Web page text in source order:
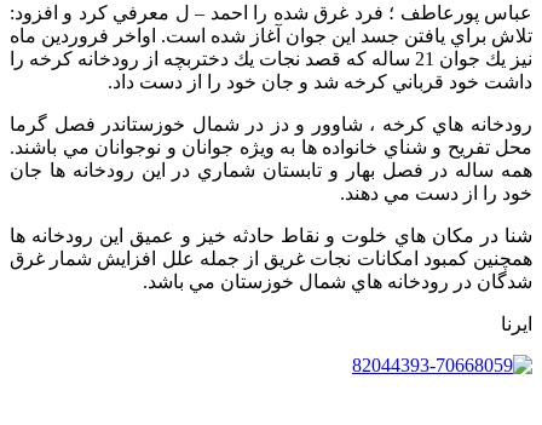
پورعاطف ؛ فرد غرق شده را احمد – ل معرفي كرد و افزود:
براي يافتن جسد اين جوان آغاز شده است. اواخر فروردين ماه
نيز يك جوان 21 ساله كه قصد نجات يك دختربچه از رودخانه كرخه را
خود قرباني كرخه شد و جان خود را از دست داد.
هاي كرخه ، شاوور و دز در شمال خوزستاندر فصل گرما
و شناي خانواده ها به ويژه جوانان و نوجوانان مي باشند.
در فصل بهار و تابستان شماري در اين رودخانه ها جان
از دست مي دهند.
مكان هاي خلوت و نقاط حادثه خيز و عميق اين رودخانه ها
كمبود امكانات نجات غريق از جمله علل افزايش شمار غرق
در رودخانه هاي شمال خوزستان مي باشد.